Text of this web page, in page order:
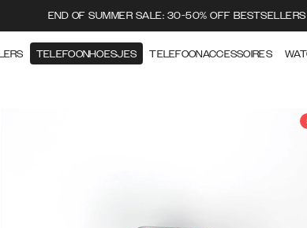
END OF SUMMER SALE: 30-50% OFF BESTSELLERS
TELEFOONHOESJES TELEFOONACCESSOIRES